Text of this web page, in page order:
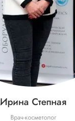
Ирина Степная
Врач-косметолог